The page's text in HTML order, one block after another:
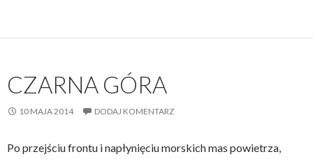
CZARNA GÓRA
10 MAJA 2014 DODAJ KOMENTARZ
Po przejściu frontu i napłynięciu morskich mas powietrza,